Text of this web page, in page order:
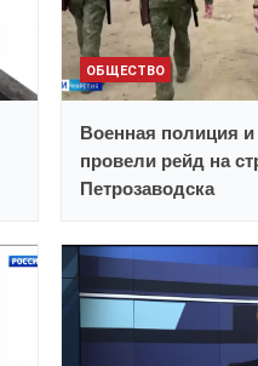
ОБЩЕСТВО
Военная полиция
провели рейд на
Петрозаводска